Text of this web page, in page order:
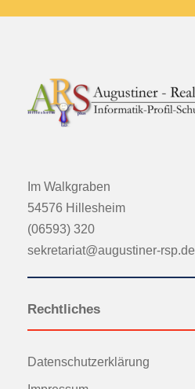
Im Walkgraben
54576 Hillesheim
(06593) 320
sekretariat@augustiner-rsp.de
Rechtliches
Datenschutzerklärung